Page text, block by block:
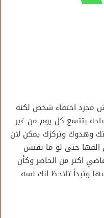
مجرد اختفاء شخص لكنه
بتتسع كل يوم من غير
وهدوك وتركزك يمكن لان
الفها حتى لو ما بقتش
اكتر من الحاضر وكأن
وتبدأ تلاحظ انك لسه